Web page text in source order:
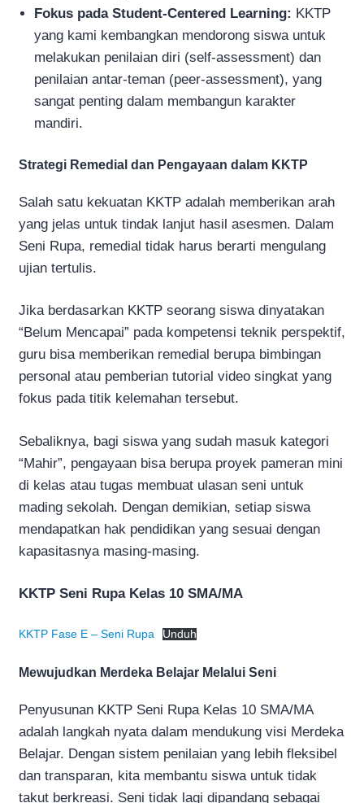
Fokus pada Student-Centered Learning: KKTP
yang kami kembangkan mendorong siswa untuk
melakukan penilaian diri (self-assessment) dan
penilaian antar-teman (peer-assessment), yang
sangat penting dalam membangun karakter
mandiri.
Strategi Remedial dan Pengayaan dalam KKTP
Salah satu kekuatan KKTP adalah memberikan arah
yang jelas untuk tindak lanjut hasil asesmen. Dalam
Seni Rupa, remedial tidak harus berarti mengulang
ujian tertulis.
Jika berdasarkan KKTP seorang siswa dinyatakan
“Belum Mencapai” pada kompetensi teknik perspektif,
guru bisa memberikan remedial berupa bimbingan
personal atau pemberian tutorial video singkat yang
fokus pada titik kelemahan tersebut.
Sebaliknya, bagi siswa yang sudah masuk kategori
“Mahir”, pengayaan bisa berupa proyek pameran mini
di kelas atau tugas membuat ulasan seni untuk
mading sekolah. Dengan demikian, setiap siswa
mendapatkan hak pendidikan yang sesuai dengan
kapasitasnya masing-masing.
KKTP Seni Rupa Kelas 10 SMA/MA
KKTP Fase E – Seni Rupa Unduh
Mewujudkan Merdeka Belajar Melalui Seni
Penyusunan KKTP Seni Rupa Kelas 10 SMA/MA
adalah langkah nyata dalam mendukung visi Merdeka
Belajar. Dengan sistem penilaian yang lebih fleksibel
dan transparan, kita membantu siswa untuk tidak
takut berkreasi. Seni tidak lagi dipandang sebagai